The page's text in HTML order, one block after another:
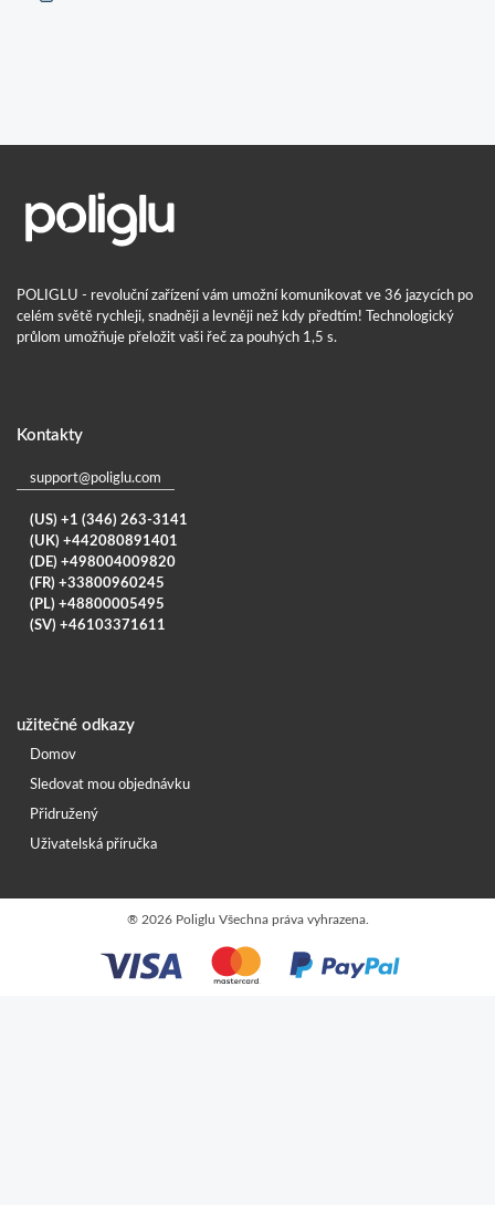
POLIGLU - revoluční zařízení vám umožní komunikovat ve 36 jazycích po
celém světě rychleji, snadněji a levněji než kdy předtím! Technologický
průlom umožňuje přeložit vaši řeč za pouhých 1,5 s.
Kontakty
support@poliglu.com
(US) +1 (346) 263-3141
(UK) +442080891401
(DE) +498004009820
(FR) +33800960245
(PL) +48800005495
(SV) +46103371611
užitečné odkazy
Domov
Sledovat mou objednávku
Přidružený
Uživatelská příručka
® 2026 Poliglu Všechna práva vyhrazena.